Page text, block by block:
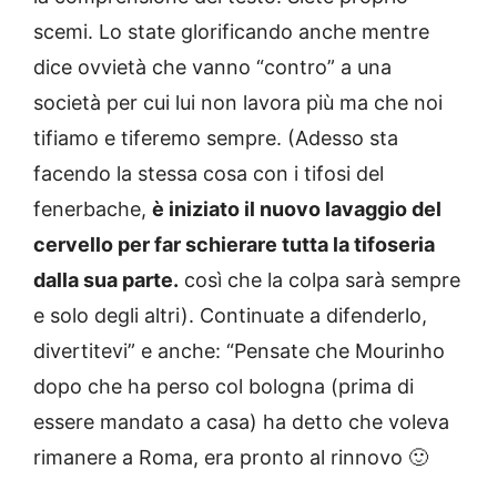
scemi. Lo state glorificando anche mentre
dice ovvietà che vanno “contro” a una
società per cui lui non lavora più ma che noi
tifiamo e tiferemo sempre. (Adesso sta
facendo la stessa cosa con i tifosi del
fenerbache, è iniziato il nuovo lavaggio del
cervello per far schierare tutta la tifoseria
dalla sua parte. così che la colpa sarà sempre
e solo degli altri). Continuate a difenderlo,
divertitevi” e anche: “Pensate che Mourinho
dopo che ha perso col bologna (prima di
essere mandato a casa) ha detto che voleva
rimanere a Roma, era pronto al rinnovo 🙂